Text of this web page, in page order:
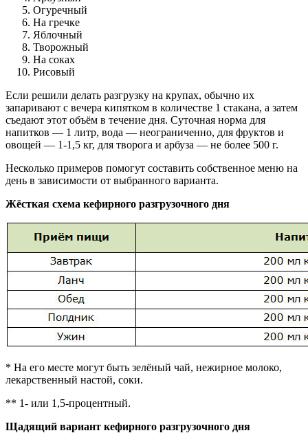
Огуречный
На гречке
Яблочный
Творожный
На соках
Рисовый
Если решили делать разгрузку на крупах, обычно их
запаривают с вечера кипятком в количестве 1 стакана, а затем
съедают этот объём в течение дня. Суточная норма для
напитков — 1 литр, вода — неограниченно, для фруктов и
овощей — 1-1,5 кг, для творога и арбуза — не более 500 г.
Несколько примеров помогут составить собственное меню на
день в зависимости от выбранного варианта.
Жёсткая схема кефирного разгрузочного дня
* На его месте могут быть зелёный чай, нежирное молоко,
лекарственный настой, соки.
** 1- или 1,5-процентный.
Щадящий вариант кефирного разгрузочного дня